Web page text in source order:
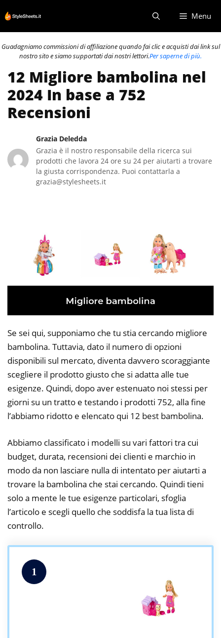
al
contenuto
Menu
Guadagniamo commissioni di affiliazione quando fai clic e acquisti dai link sul
nostro sito e siamo supportati dai nostri lettori.Per saperne di più.
12 Migliore bambolina nel
2024 In base a 752
Recensioni
Grazia Deledda
Grazia è il nostro responsabile della ricerca sui
prodotti che lavora 24 ore su 24 per aiutarti a trovare
la giusta corrispondenza. Puoi contattarla a
grazia@stylesheets.it
Se sei qui, supponiamo che tu stia cercando migliore
bambolina. Tuttavia, dato il numero di opzioni
disponibili sul mercato, diventa davvero scoraggiante
scegliere il prodotto giusto che si adatta alle tue
esigenze. Quindi, dopo aver estenuato noi stessi per
giorni su un tratto e testando i prodotti 752, alla fine
l’abbiamo ridotto e elencato qui 12 best bambolina.
Abbiamo classificato i modelli su vari fattori tra cui
budget, durata, recensioni dei clienti e marchio in
modo da non lasciare nulla di intentato per aiutarti a
trovare la bambolina che stai cercando. Quindi tieni
solo a mente le tue esigenze particolari, sfoglia
l’articolo e scegli quello che soddisfa la tua lista di
controllo.
1